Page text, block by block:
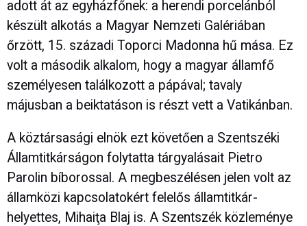
adott át az egyházfőnek: a herendi porcelánból
készült alkotás a Magyar Nemzeti Galériában
őrzött, 15. századi Toporci Madonna hű mása. Ez
volt a második alkalom, hogy a magyar államfő
személyesen találkozott a pápával; tavaly
májusban a beiktatáson is részt vett a Vatikánban.
A köztársasági elnök ezt követően a Szentszéki
Államtitkárságon folytatta tárgyalásait Pietro
Parolin bíborossal. A megbeszélésen jelen volt az
államközi kapcsolatokért felelős államtitkár-
helyettes, Mihaiţa Blaj is. A Szentszék közleménye